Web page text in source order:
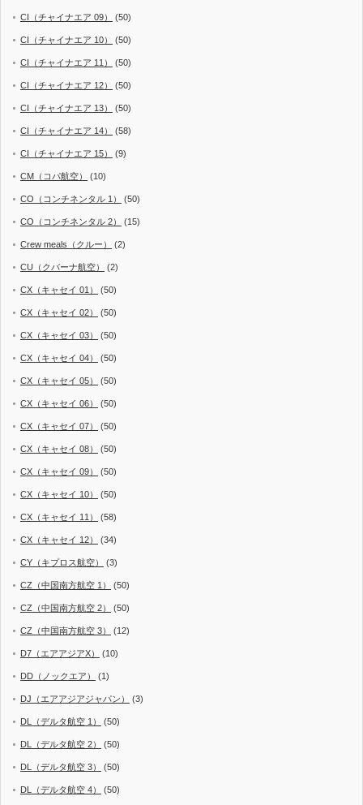
CI（チャイナエア 09） (50)
CI（チャイナエア 10） (50)
CI（チャイナエア 11） (50)
CI（チャイナエア 12） (50)
CI（チャイナエア 13） (50)
CI（チャイナエア 14） (58)
CI（チャイナエア 15） (9)
CM（コパ航空） (10)
CO（コンチネンタル 1） (50)
CO（コンチネンタル 2） (15)
Crew meals（クルー） (2)
CU（クバーナ航空） (2)
CX（キャセイ 01） (50)
CX（キャセイ 02） (50)
CX（キャセイ 03） (50)
CX（キャセイ 04） (50)
CX（キャセイ 05） (50)
CX（キャセイ 06） (50)
CX（キャセイ 07） (50)
CX（キャセイ 08） (50)
CX（キャセイ 09） (50)
CX（キャセイ 10） (50)
CX（キャセイ 11） (58)
CX（キャセイ 12） (34)
CY（キプロス航空） (3)
CZ（中国南方航空 1） (50)
CZ（中国南方航空 2） (50)
CZ（中国南方航空 3） (12)
D7（エアアジアX） (10)
DD（ノックエア） (1)
DJ（エアアジアジャパン） (3)
DL（デルタ航空 1） (50)
DL（デルタ航空 2） (50)
DL（デルタ航空 3） (50)
DL（デルタ航空 4） (50)